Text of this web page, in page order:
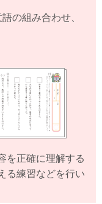
の組み合わせ、
を正確に理解する
る練習などを行い